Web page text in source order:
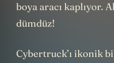
boya aracı kaplıyor.
dümdüz!
Cybertruck’ı ikonik